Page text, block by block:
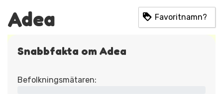
Adea Favoritnamn?
Snabbfakta om Adea
Befolkningsmätaren: